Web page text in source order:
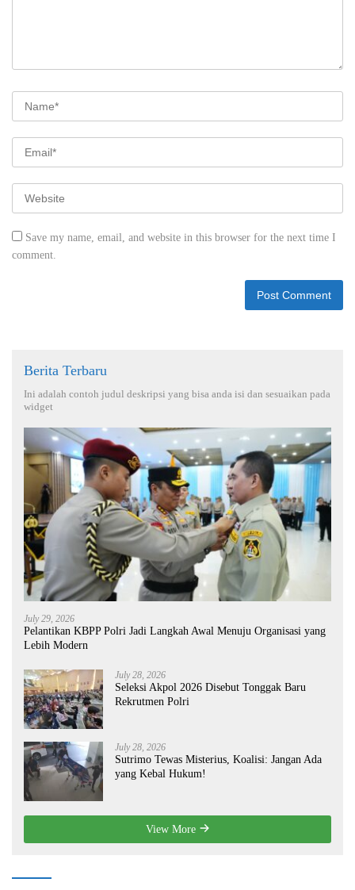
Save my name, email, and website in this browser for the next time I
comment.
Berita Terbaru
Ini adalah contoh judul deskripsi yang bisa anda isi dan sesuaikan pada
widget
July 29, 2026
Pelantikan KBPP Polri Jadi Langkah Awal Menuju Organisasi yang
Lebih Modern
July 28, 2026
Seleksi Akpol 2026 Disebut Tonggak Baru
Rekrutmen Polri
July 28, 2026
Sutrimo Tewas Misterius, Koalisi: Jangan Ada
yang Kebal Hukum!
View More